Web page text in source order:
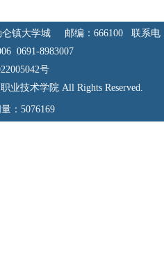
仑镇大学城 邮编：666100 联系电
0691-8983007
号
业技术学院 All Rights Reserved.
： 5076169